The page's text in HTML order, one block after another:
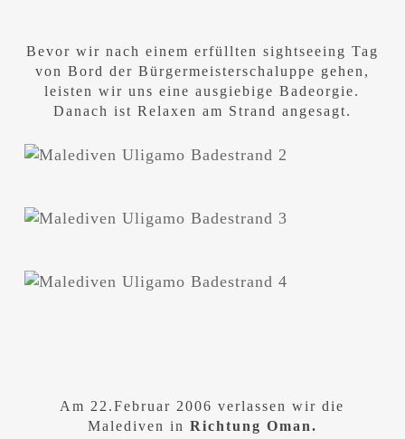
Bevor wir nach einem erfüllten sightseeing Tag
von Bord der Bürgermeisterschaluppe gehen,
leisten wir uns eine ausgiebige Badeorgie.
Danach ist Relaxen am Strand angesagt.
Am 22.Februar 2006 verlassen wir die
Malediven in Richtung Oman.